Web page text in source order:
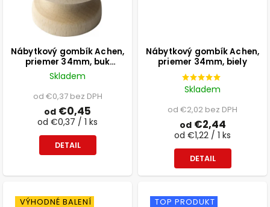
Nábytkový gombík Achen,
priemer 34mm, buk
prírodný
Skladem
od €0,37 bez DPH
od €0,45
od €0,37 / 1 ks
DETAIL
Nábytkový gombík Achen,
priemer 34mm, biely
Skladem
od €2,02 bez DPH
od€2,44
od €1,22 / 1 ks
DETAIL
VÝHODNÉ BALENÍ TOP PRODUKT